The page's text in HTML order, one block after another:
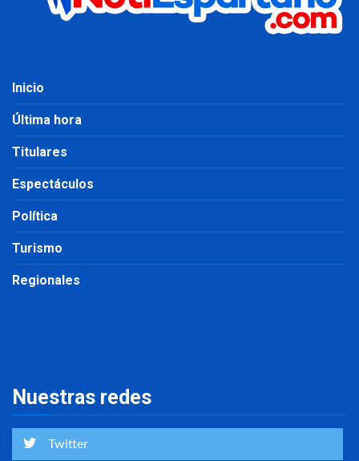
Inicio
Última hora
Titulares
Espectáculos
Política
Turismo
Regionales
Nuestras redes
Twitter